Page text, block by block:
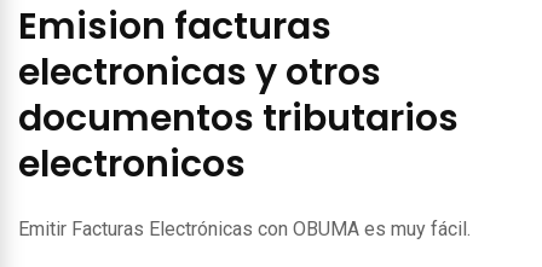
Emision facturas
electronicas y otros
documentos tributarios
electronicos
Emitir Facturas Electrónicas con OBUMA es muy fácil.